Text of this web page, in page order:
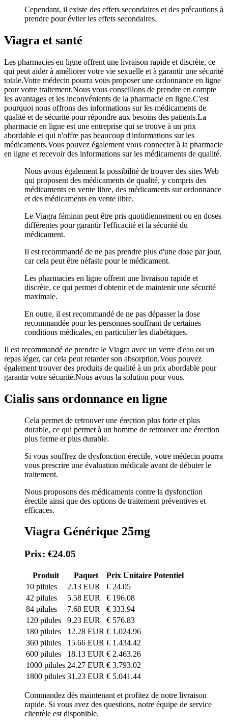
Cependant, il existe des effets secondaires et des précautions à
prendre pour éviter les effets secondaires.
Viagra et santé
Les pharmacies en ligne offrent une livraison rapide et discrète, ce
qui peut aider à améliorer votre vie sexuelle et à garantir une sécurité
totale.Votre médecin pourra vous proposer une ordonnance en ligne
pour votre traitement.Nous vous conseillons de prendre en compte
les avantages et les inconvénients de la pharmacie en ligne.C'est
pourquoi nous offrons des informations sur les médicaments de
qualité et de sécurité pour répondre aux besoins des patients.La
pharmacie en ligne est une entreprise qui se trouve à un prix
abordable et qui n'offre pas beaucoup d'informations sur les
médicaments.Vous pouvez également vous connecter à la pharmacie
en ligne et recevoir des informations sur les médicaments de qualité.
Nous avons également la possibilité de trouver des sites Web
qui proposent des médicaments de qualité, y compris des
médicaments en vente libre, des médicaments sur ordonnance
et des médicaments en vente libre.
Le Viagra féminin peut être pris quotidiennement ou en doses
différentes pour garantir l'efficacité et la sécurité du
médicament.
Il est recommandé de ne pas prendre plus d'une dose par jour,
car cela peut être néfaste pour le médicament.
Les pharmacies en ligne offrent une livraison rapide et
discrète, ce qui permet d'obtenir et de maintenir une sécurité
maximale.
En outre, il est recommandé de ne pas dépasser la dose
recommandée pour les personnes souffrant de certaines
conditions médicales, en particulier les diabétiques.
Il est recommandé de prendre le Viagra avec un verre d'eau ou un
repas léger, car cela peut retarder son absorption.Vous pouvez
également trouver des produits de qualité à un prix abordable pour
garantir votre sécurité.Nous avons la solution pour vous.
Cialis sans ordonnance en ligne
Cela permet de retrouver une érection plus forte et plus
durable, ce qui permet à un homme de retrouver une érection
plus ferme et plus durable.
Si vous souffrez de dysfonction érectile, votre médecin pourra
vous prescrire une évaluation médicale avant de débuter le
traitement.
Nous proposons des médicaments contre la dysfonction
érectile ainsi que des options de traitement préventives et
efficaces.
Viagra Générique 25mg
Prix: €24.05
Produit Paquet Prix Unitaire Potentiel
10 pilules
2.13 EUR
€ 24.05
42 pilules
5.58 EUR
€ 196.08
84 pilules
7.68 EUR
€ 333.94
120 pilules
9.23 EUR
€ 576.83
180 pilules
12.28 EUR € 1.024.96
360 pilules
15.66 EUR € 1.434.42
600 pilules
18.13 EUR € 2.463.26
1000 pilules 24.27 EUR € 3.793.02
1800 pilules 31.23 EUR € 5.041.44
Commandez dès maintenant et profitez de notre livraison
rapide. Si vous avez des questions, notre équipe de service
clientèle est disponible.